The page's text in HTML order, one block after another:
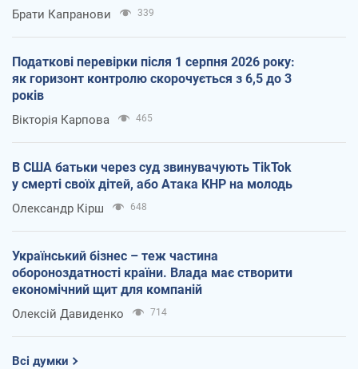
Брати Капранови 339
Податкові перевірки після 1 серпня 2026 року:
як горизонт контролю скорочується з 6,5 до 3
років
Вікторія Карпова 465
В США батьки через суд звинувачують TikTok
у смерті своїх дітей, або Атака КНР на молодь
Олександр Кірш 648
Український бізнес – теж частина
обороноздатності країни. Влада має створити
економічний щит для компаній
Олексій Давиденко 714
Всі думки